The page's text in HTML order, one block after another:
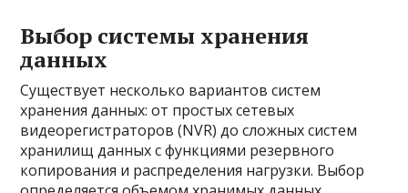
Выбор системы хранения
данных
Существует несколько вариантов систем
хранения данных: от простых сетевых
видеорегистраторов (NVR) до сложных систем
хранилищ данных с функциями резервного
копирования и распределения нагрузки. Выбор